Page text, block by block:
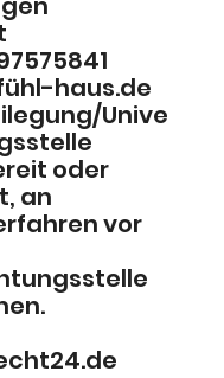
haus.de
Unive
oder
an
vor